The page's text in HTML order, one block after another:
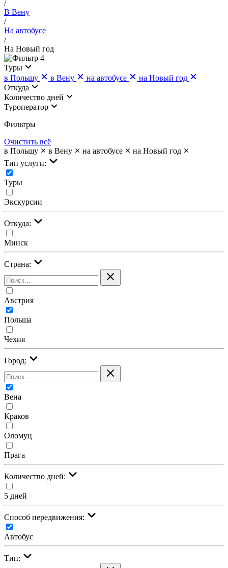
/
В Вену
/
На автобусе
/
На Новый год
4
Туры
в Польшу
в Вену на автобусе
на Новый год
Откуда
Количество дней
Туроператор
Фильтры
Очистить всё
в Польшу
в Вену на автобусе
на Новый год
Тип услуги:
Туры
Экскурсии
Откуда:
Минск
Страна:
Австрия
Польша
Чехия
Город:
Вена
Краков
Оломуц
Прага
Количество дней:
5 дней
Cпособ передвижения:
Автобус
Тип: